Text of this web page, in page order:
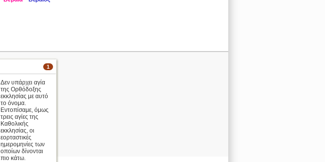
1
Δεν υπάρχει αγία
της Ορθόδοξης
εκκλησίας με αυτό
το όνομα.
Εντοπίσαμε, όμως
τρεις αγίες της
Καθολικής
εκκλησίας, οι
εορταστικές
ημερομηνίες των
οποίων δίνονται
πιο κάτω.